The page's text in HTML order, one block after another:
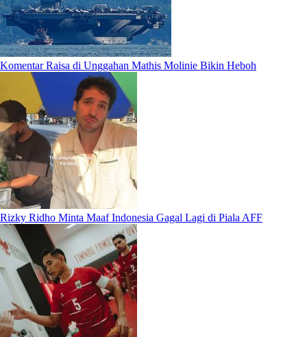
Komentar Raisa di Unggahan Mathis Molinie Bikin Heboh
Rizky Ridho Minta Maaf Indonesia Gagal Lagi di Piala AFF